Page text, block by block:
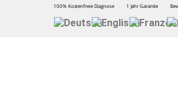
100% Kostenfreie Diagnose 1 Jahr Garantie